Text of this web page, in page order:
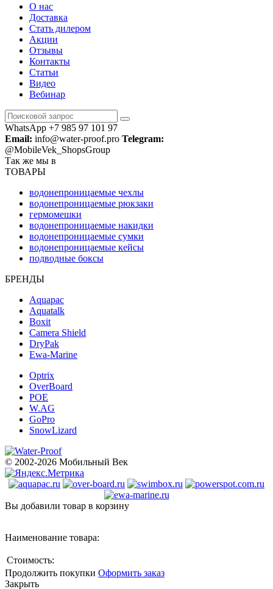
О нас
Доставка
Стать дилером
Акции
Отзывы
Контакты
Статьи
Видео
Вебинар
WhatsApp +7 985 97 101 97
Email: info@water-proof.pro Telegram:
@MobileVek_ShopsGroup
Так же мы в
ТОВАРЫ
водонепроницаемые чехлы
водонепроницаемые рюкзаки
гермомешки
водонепроницаемые накидки
водонепроницаемые сумки
водонепроницаемые кейсы
подводные боксы
БРЕНДЫ
Aquapac
Aquatalk
Boxit
Camera Shield
DryPak
Ewa-Marine
Optrix
OverBoard
POE
W.AG
GoPro
SnowLizard
© 2002-2026 Мобильный Век
Вы добавили товар в корзину
Наименование товара:
Стоимость:
Продолжить покупки Оформить заказ
Закрыть